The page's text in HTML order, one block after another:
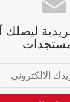
ليصلك